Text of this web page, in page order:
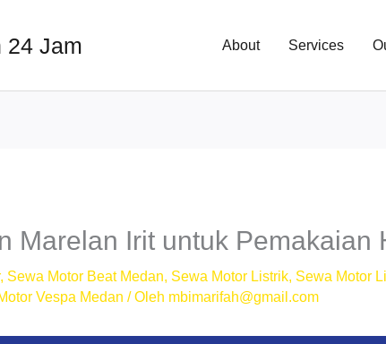
24 Jam About Services
Marelan Irit untuk Pemakaian
, Sewa Motor Beat Medan, Sewa Motor Listrik, Sewa Motor
Vespa Medan / Oleh mbimarifah@gmail.com